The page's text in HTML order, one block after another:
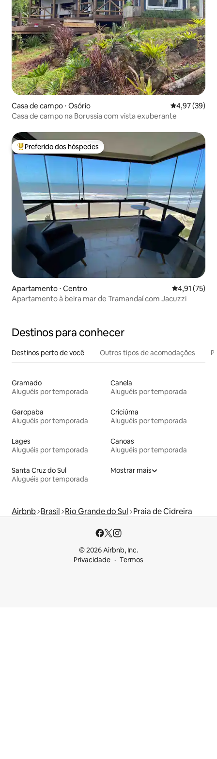
Casa de campo ⋅ Osório 4,97 de uma
4,97 (39)
Casa de campo na Borussia com vista exuberante
Entre os melhores preferidos dos hóspedes
Preferido dos hóspedes
Apartamento ⋅ Centro 4,91 de uma
4,91 (75)
Apartamento à beira mar de Tramandaí com Jacuzzi
Destinos para conhecer
Destinos perto de você Outros tipos de acomodações
Gramado
Aluguéis por temporada
Canela
Aluguéis por temporada
Garopaba
Aluguéis por temporada
Criciúma
Aluguéis por temporada
Lages
Aluguéis por temporada
Canoas
Aluguéis por temporada
Santa Cruz do Sul
Aluguéis por temporada
Mostrar mais
Airbnb Brasil Rio Grande do Sul Praia de Cidreira
© 2026 Airbnb, Inc.
Privacidade
Termos